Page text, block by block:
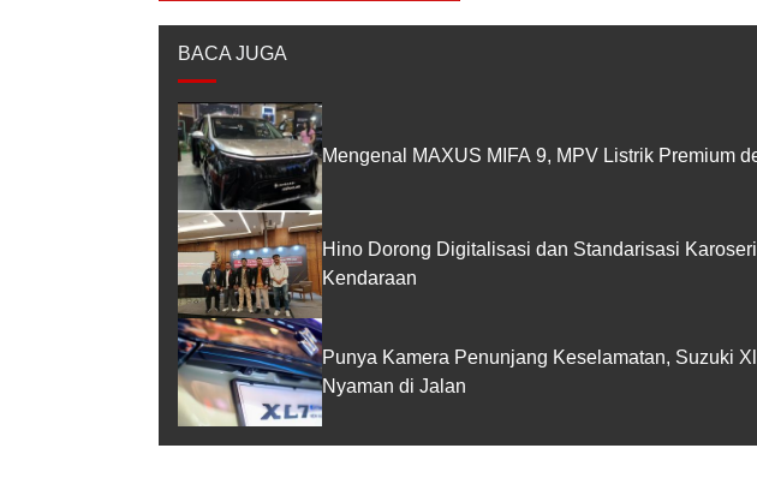
BACA JUGA
Mengenal MAXUS MIFA 9, MPV Listrik Premium
Hino Dorong Digitalisasi dan Standarisasi
Kendaraan
Punya Kamera Penunjang Keselamatan, Suzuki
Nyaman di Jalan